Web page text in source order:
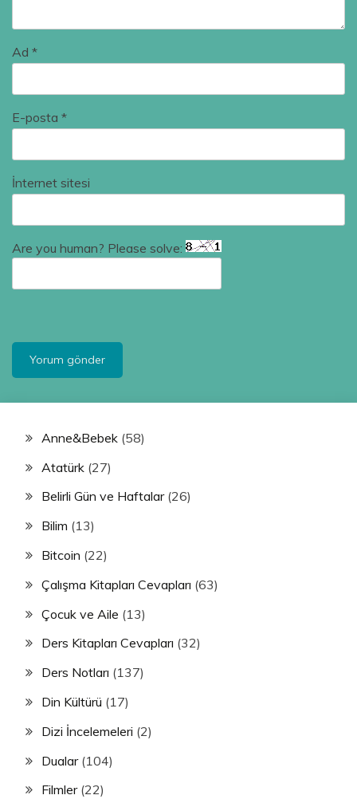
Ad *
E-posta *
İnternet sitesi
Are you human? Please solve:
Anne&Bebek (58)
Atatürk (27)
Belirli Gün ve Haftalar(26)
Bilim (13)
Bitcoin (22)
Çalışma Kitapları Cevapları (63)
Çocuk ve Aile (13)
Ders Kitapları Cevapları (32)
Ders Notları (137)
Din Kültürü (17)
Dizi İncelemeleri (2)
Dualar(104)
Filmler(22)